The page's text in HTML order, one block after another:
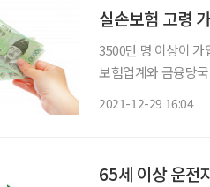
실손보험 고령
3500만 명 이상이 가
보험업계와 금융당
2021-12-29 16:04
65세 이상 운전